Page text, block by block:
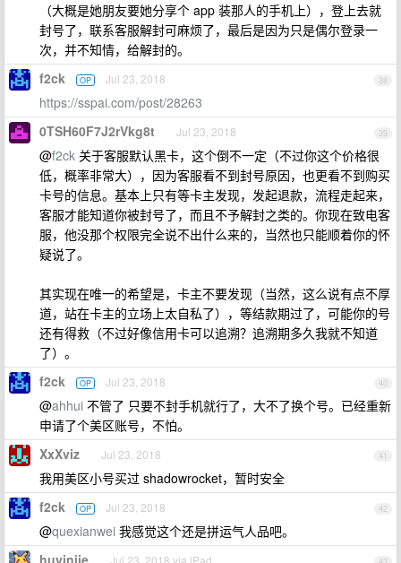
（大概是她朋友要她分享个 app 装那人的手机上），登上去就
封号了，联系客服解封可麻烦了，最后是因为只是偶尔登录一
次，并不知情，给解封的。
38
f2ck OP Jul 23, 2018
https://sspai.com/post/28263
39
0TSH60F7J2rVkg8t Jul 23, 2018
@f2ck 关于客服默认黑卡，这个倒不一定（不过你这个价格很
低，概率非常大），因为客服看不到封号原因，也更看不到购买
卡号的信息。基本上只有等卡主发现，发起退款，流程走起来，
客服才能知道你被封号了，而且不予解封之类的。你现在致电客
服，他没那个权限完全说不出什么来的，当然也只能顺着你的怀
疑说了。
其实现在唯一的希望是，卡主不要发现（当然，这么说有点不厚
道，站在卡主的立场上太自私了），等结款期过了，可能你的号
还有得救（不过好像信用卡可以追溯？追溯期多久我就不知道
了）。
40
f2ck OP Jul 23, 2018
@ahhui 不管了 只要不封手机就行了，大不了换个号。已经重新
申请了个美区账号，不怕。
41
XxXviz Jul 23, 2018
我用美区小号买过 shadowrocket，暂时安全
42
f2ck OP Jul 23, 2018
@quexianwei 我感觉这个还是拼运气人品吧。
huyinjie Jul 23, 2018 via iPad